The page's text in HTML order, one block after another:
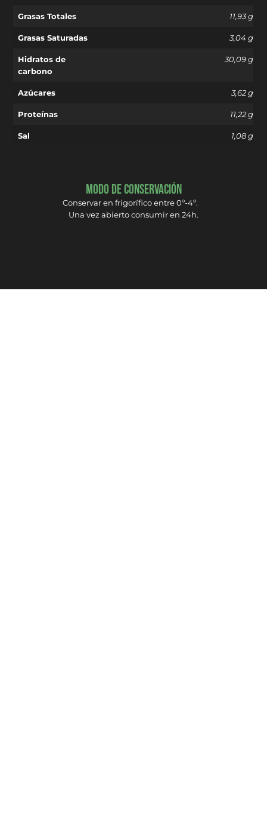
Grasas Totales 11,93 g
Grasas Saturadas 3,04 g
Hidratos de
carbono
30,09 g
Azúcares 3,62 g
Proteínas 11,22 g
Sal 1,08 g
Modo de conservación
Conservar en frigorífico entre 0º-4º.
Una vez abierto consumir en 24h.